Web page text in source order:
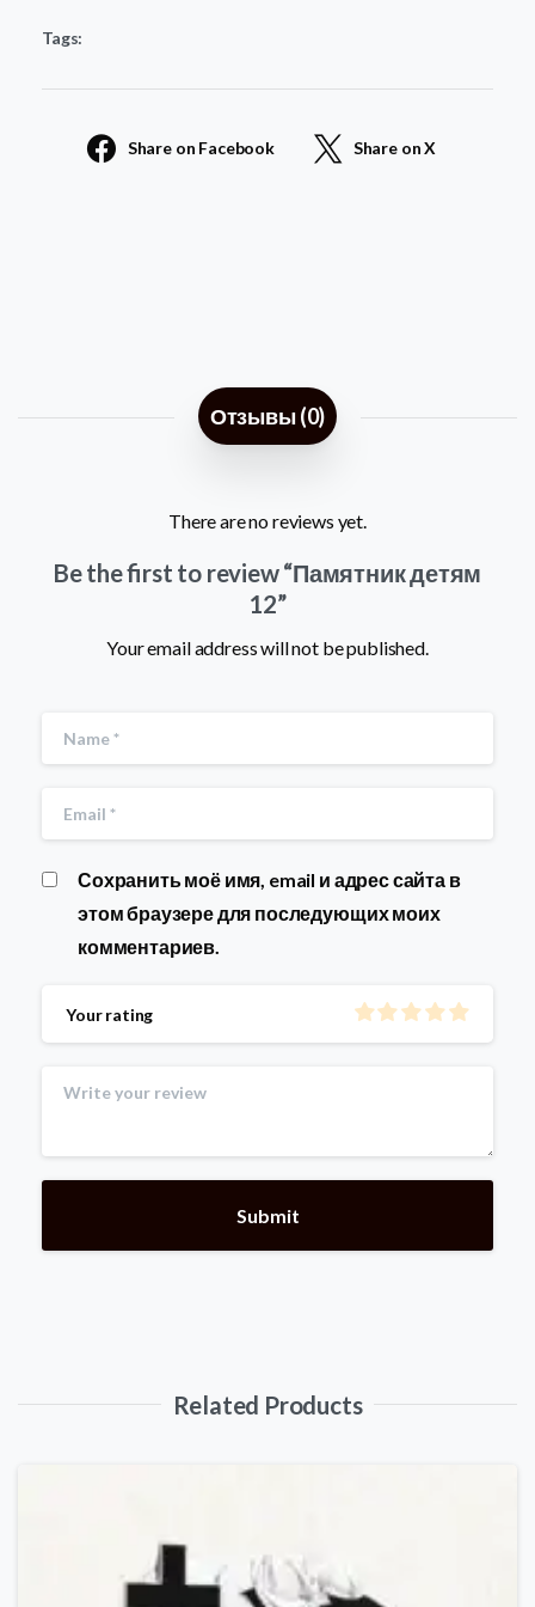
12
Tags:
Share on Facebook Share on X
Отзывы (0)
There are no reviews yet.
Be the first to review “Памятник детям
12”
Your email address will not be published.
Сохранить моё имя, email и адрес сайта в
этом браузере для последующих моих
комментариев.
Your rating
Related Products